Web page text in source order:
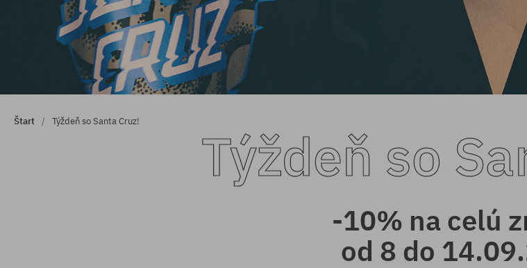
Štart Týždeň so Santa Cruz!
Týždeň so
-10% na celú
od 8 do